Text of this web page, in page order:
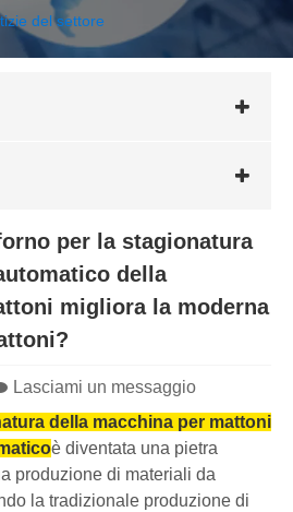
del settore
per la stagionatura
della
migliora la moderna
Lasciami un messaggio
della macchina per mattoni
è diventata una pietra
produzione di materiali da
la tradizionale produzione di